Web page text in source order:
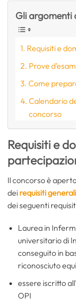
Gli argomenti
Requisiti e
Prove
Come
Calendario
concorso
Requisiti e
Il concorso è
dei requisiti generali
dei seguenti
Laurea in
universitario di
conseguito in
riconosciuto
essere iscritto
OPI